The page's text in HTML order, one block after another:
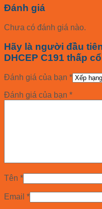
Đánh giá
Chưa có đánh giá nào.
Hãy là người đầu
DHCEP C191 thấp
Đánh giá của bạn *
Đánh giá của bạn *
Tên *
Email *